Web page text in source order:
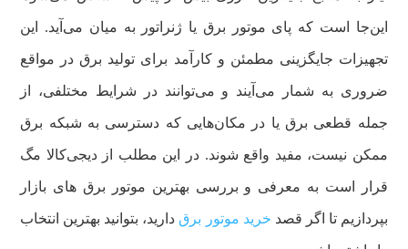
این‌جا است که پای موتور برق یا ژنراتور به میان می‌آید. این
تجهیزات جایگزینی مطمئن و کارآمد برای تولید برق در مواقع
ضروری به شمار می‌آیند و می‌توانند در شرایط مختلفی، از
جمله قطعی برق یا در مکان‌هایی که دسترسی به شبکه برق
ممکن نیست، مفید واقع شوند. در این مطلب از دیجی‌کالا مگ
قرار است به معرفی و بررسی بهترین موتور برق های بازار
بپردازیم تا اگر قصد خرید موتور برق دارید، بتوانید بهترین انتخاب